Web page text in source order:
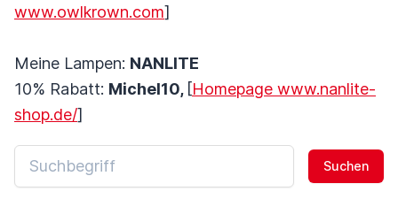
www.owlkrown.com]
Meine Lampen: NANLITE
10% Rabatt: Michel10, [Homepage www.nanlite-
shop.de/]
Suchen